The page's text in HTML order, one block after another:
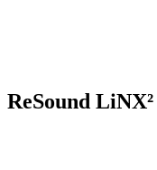
ReSound LiNX²